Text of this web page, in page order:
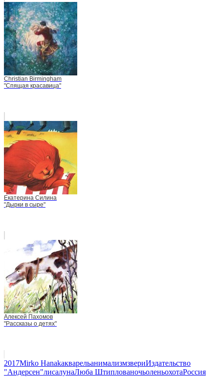
Christian Birmingham
"Спящая красавица"
Екатерина Силина
"Дырки в сыре"
Алексей Пахомов
"Рассказы о детях"
2017Mirko HanakакварельанимализмзвериИздательство
"Андерсен"лисалунаЛюба ШтиплованочьоленьохотаРоссия